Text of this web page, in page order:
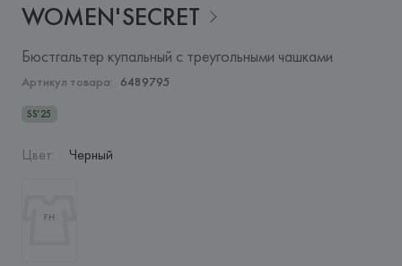
WOMEN'SECRET
Бюстгальтер купальный с треугольными чашками
Артикул товара: 6489795
SS’25
Цвет: Черный